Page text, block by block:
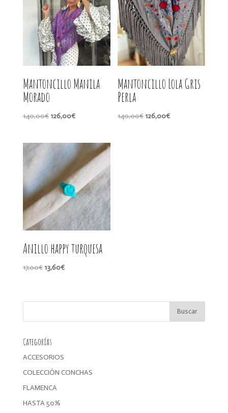
Mantoncillo Manila
Morado
140,00€El
era:
140,00€.
126,00€El
es:
126,00€.
Mantoncillo Lola Gris
Perla
140,00€El
126,00€El
Anillo happy turquesa
17,00€El
era:
13,60€El
es:
Categorías
ACCESORIOS
COLECCIÓN CONCHAS
FLAMENCA
HASTA 50%